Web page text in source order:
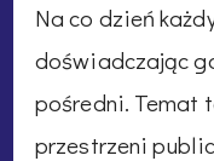
Na co dzień
doświadczając
pośredni. Temat
przestrzeni